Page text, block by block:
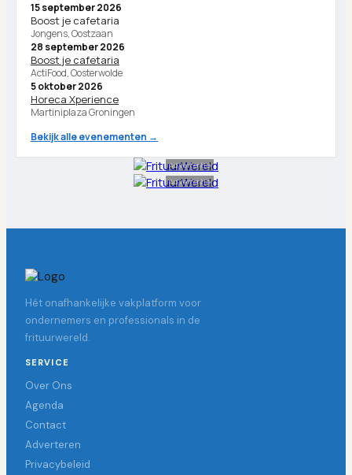
15 september 2026
Boost je cafetaria
Jongens, Oostzaan
28 september 2026
Boost je cafetaria
ActiFood, Oosterwolde
5 oktober 2026
Horeca Xperience
Martiniplaza Groningen
Bekijk alle evenementen →
Advertentie
Advertentie
Hét onafhankelijke vakplatform voor
ondernemers en professionals in de
frituurwereld.
SERVICE
Over Ons
Agenda
Contact
Adverteren
Privacybeleid